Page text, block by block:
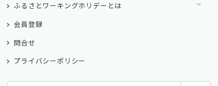
ふるさとワーキングホリデーとは
会員登録
問合せ
プライバシーポリシー